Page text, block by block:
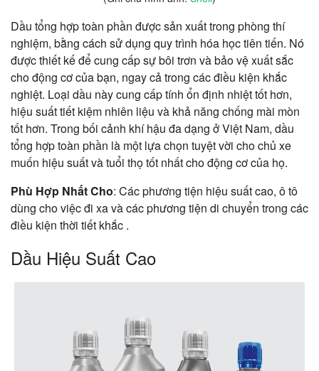
Dầu tổng hợp toàn phần được sản xuất trong phòng thí
nghiệm, bằng cách sử dụng quy trình hóa học tiên tiến. Nó
được thiết kế để cung cấp sự bôi trơn và bảo vệ xuất sắc
cho động cơ của bạn, ngay cả trong các điều kiện khắc
nghiệt. Loại dầu này cung cấp tính ổn định nhiệt tốt hơn,
hiệu suất tiết kiệm nhiên liệu và khả năng chống mài mòn
tốt hơn. Trong bối cảnh khí hậu đa dạng ở Việt Nam, dầu
tổng hợp toàn phần là một lựa chọn tuyệt vời cho chủ xe
muốn hiệu suất và tuổi thọ tốt nhất cho động cơ của họ.
Phù Hợp Nhất Cho: Các phương tiện hiệu suất cao, ô tô
dùng cho việc đi xa và các phương tiện di chuyển trong các
điều kiện thời tiết khắc .
Dầu Hiệu Suất Cao